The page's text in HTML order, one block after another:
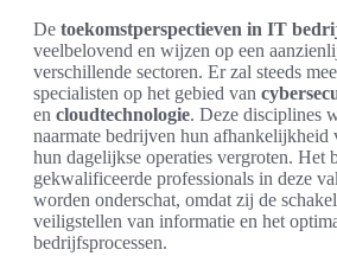
De toekomstperspectieven in IT
veelbelovend en wijzen op een
verschillende sectoren. Er zal steeds
specialisten op het gebied van
en cloudtechnologie. Deze disciplines
naarmate bedrijven hun afhankelijkheid
hun dagelijkse operaties vergroten. Het
gekwalificeerde professionals in deze
worden onderschat, omdat zij de
veiligstellen van informatie en het
bedrijfsprocessen.